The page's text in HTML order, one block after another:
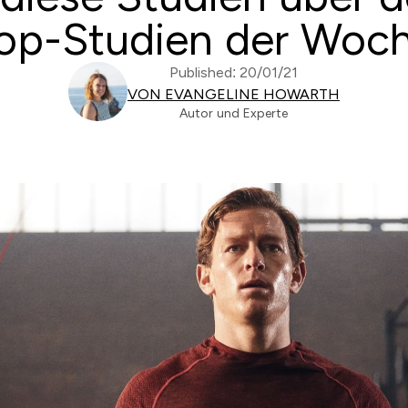
Studien der
Published: 20/01/21
VON EVANGELINE HOWARTH
Autor und Experte